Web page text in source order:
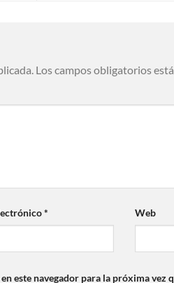
Los campos obligatorios
* Web
este navegador para la próxima vez